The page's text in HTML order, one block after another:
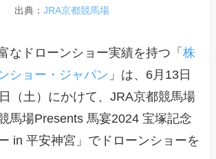
出典： JRA京都競馬場
なドローンショー実績を持つ「株
ショー・ジャパン 」は、6月13日
（土）にかけて、JRA京都競馬場
馬場Presents 馬宴2024 宝塚記念
in 平安神宮」でドローンショーを